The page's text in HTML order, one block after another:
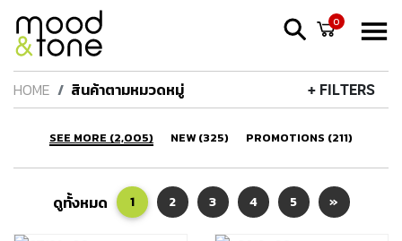
0
HOME สินค้าตามหมวดหมู่ + FILTERS
SEE MORE (2,005) NEW (325) PROMOTIONS (211)
ดูทั้งหมด 1 2 3 4 5 »